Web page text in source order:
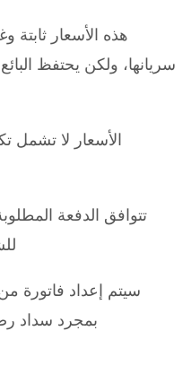
هذه الأسعار ثابتة
سريانها، ولكن يحتفظ
الأسعار لا تشمل
تتوافق الدفعة
سيتم إعداد فاتورة
بمجرد سداد